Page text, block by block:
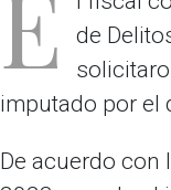
de
imputado por el
De acuerdo con